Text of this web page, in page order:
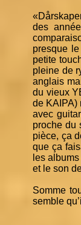
des
presque
petite
pleine de
anglais
du vieux
de KAIPA)
avec
proche du
pièce, ça
que ça
les
et le son
Somme
semble